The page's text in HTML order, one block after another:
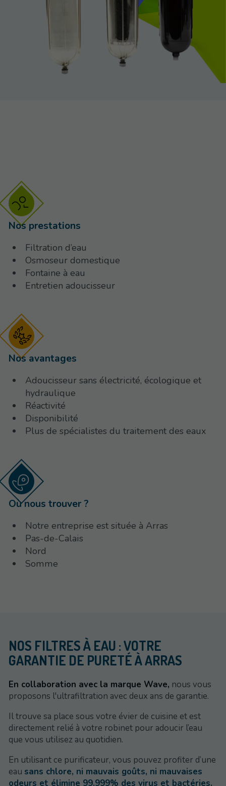
Nos prestations
Filtration d’eau
Osmoseur domestique
Fontaine à eau
Entretien adoucisseur
Nos avantages
Adoucisseur sans électricité, écologique et
hydraulique
Réactivité
Disponibilité
Plus de spécialistes du traitement des eaux
Où nous trouver ?
Notre entreprise est située à Arras
Pas-de-Calais
Nord
Somme
NOS FILTRES À EAU : VOTRE
GARANTIE DE PURETÉ À ARRAS
En collaboration avec la marque Wave, nous vous
proposons l'ultrafiltration avec deux ans de garantie.
Il trouve sa place sous votre évier de cuisine et est
directement relié à votre robinet pour adoucir l’eau
que vous utilisez au quotidien.
En utilisant ce purificateur, vous pouvez profiter d’une
eau sans chlore, ni mauvais goûts, ni mauvaises
odeurs et élimine 99,999% des virus et bactéries.